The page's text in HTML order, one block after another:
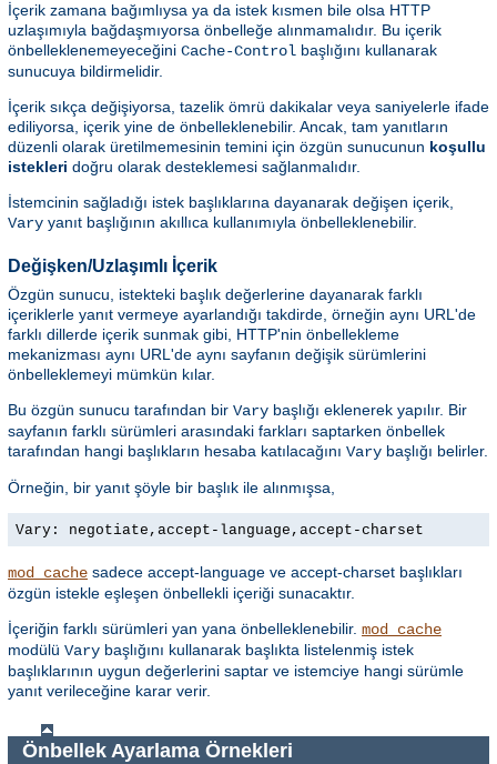
İçerik zamana bağımlıysa ya da istek kısmen bile olsa HTTP
uzlaşımıyla bağdaşmıyorsa önbelleğe alınmamalıdır. Bu içerik
önbelleklenemeyeceğini Cache-Control başlığını kullanarak
sunucuya bildirmelidir.
İçerik sıkça değişiyorsa, tazelik ömrü dakikalar veya saniyelerle ifade
ediliyorsa, içerik yine de önbelleklenebilir. Ancak, tam yanıtların
düzenli olarak üretilmemesinin temini için özgün sunucunun koşullu
istekleri doğru olarak desteklemesi sağlanmalıdır.
İstemcinin sağladığı istek başlıklarına dayanarak değişen içerik,
Vary yanıt başlığının akıllıca kullanımıyla önbelleklenebilir.
Değişken/Uzlaşımlı İçerik
Özgün sunucu, istekteki başlık değerlerine dayanarak farklı
içeriklerle yanıt vermeye ayarlandığı takdirde, örneğin aynı URL'de
farklı dillerde içerik sunmak gibi, HTTP'nin önbellekleme
mekanizması aynı URL'de aynı sayfanın değişik sürümlerini
önbelleklemeyi mümkün kılar.
Bu özgün sunucu tarafından bir Vary başlığı eklenerek yapılır. Bir
sayfanın farklı sürümleri arasındaki farkları saptarken önbellek
tarafından hangi başlıkların hesaba katılacağını Vary başlığı belirler.
Örneğin, bir yanıt şöyle bir başlık ile alınmışsa,
Vary: negotiate,accept-language,accept-charset
mod_cache sadece accept-language ve accept-charset başlıkları
özgün istekle eşleşen önbellekli içeriği sunacaktır.
İçeriğin farklı sürümleri yan yana önbelleklenebilir. mod_cache
modülü Vary başlığını kullanarak başlıkta listelenmiş istek
başlıklarının uygun değerlerini saptar ve istemciye hangi sürümle
yanıt verileceğine karar verir.
Önbellek Ayarlama Örnekleri